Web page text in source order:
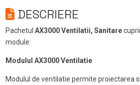
DESCRIERE
Pachetul AX3000 Ventilatii, Sanitare
module:
Modulul AX3000 Ventilatie
Modulul de ventilatie permite proiectarea